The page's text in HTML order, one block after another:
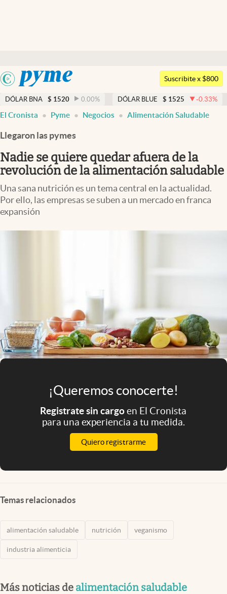
Argentina
Uruguay
Members
Economía y Política
Finanzas y Mercados
Mercados Online
Negocios
Columnistas
Apertura
Infotechnology
El Cronista Studio
Mediakit
Suscribite x $800
DÓLAR BNA $ 1520 0.00% DÓLAR BLUE $ 1525 -0.33%
El Cronista Pyme Negocios Alimentación Saludable
Llegaron las pymes
Nadie se quiere quedar afuera de la
revolución de la alimentación saludable
Una sana nutrición es un tema central en la actualidad.
Por ello, las empresas se suben a un mercado en franca
expansión
¡Queremos conocerte!
Registrate sin cargoen El Cronista
para una experiencia a tu medida.
Quiero registrarme
Temas relacionados
alimentación saludable nutrición veganismo
industria alimenticia
Más noticias de alimentación saludable